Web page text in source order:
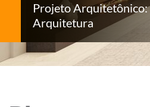
Projeto Arquitetônico:
Arquitetura